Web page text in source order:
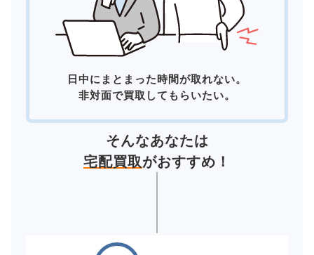
日中にまとまった時間が取れない。
非対面で買取してもらいたい。
そんなあなたは
宅配買取がおすすめ！